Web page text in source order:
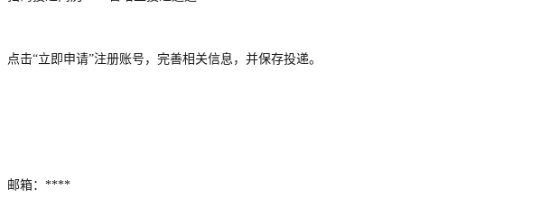
点击“立即申请”注册账号，完善相关信息，并保存投递。
邮箱：****